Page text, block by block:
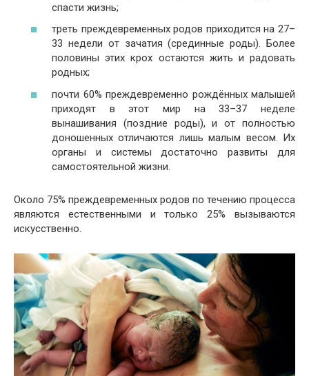
спасти жизнь;
треть преждевременных родов приходится на 27–
33 недели от зачатия (срединные роды). Более
половины этих крох остаются жить и радовать
родных;
почти 60% преждевременно рождённых малышей
приходят в этот мир на 33–37 неделе
вынашивания (поздние роды), и от полностью
доношенных отличаются лишь малым весом. Их
органы и системы достаточно развиты для
самостоятельной жизни.
Около 75% преждевременных родов по течению процесса
являются естественными и только 25% вызываются
искусственно.